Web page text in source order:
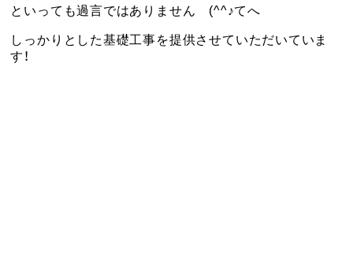
といっても過言ではありません (^^♪てへ
しっかりとした基礎工事を提供させていただいていま
す！